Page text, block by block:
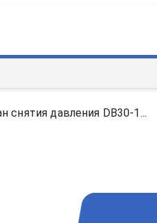
снятия давления DB30-1...